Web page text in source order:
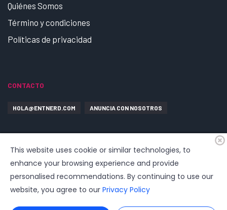
Quiénes Somos
Término y condiciones
Políticas de privacidad
CONTACTO
HOLA@ENTNERD.COM ANUNCIA CON NOSOTROS
This website uses cookie or similar technologies, to
enhance your browsing experience and provide
personalised recommendations. By continuing to use our
website, you agree to our Privacy Policy